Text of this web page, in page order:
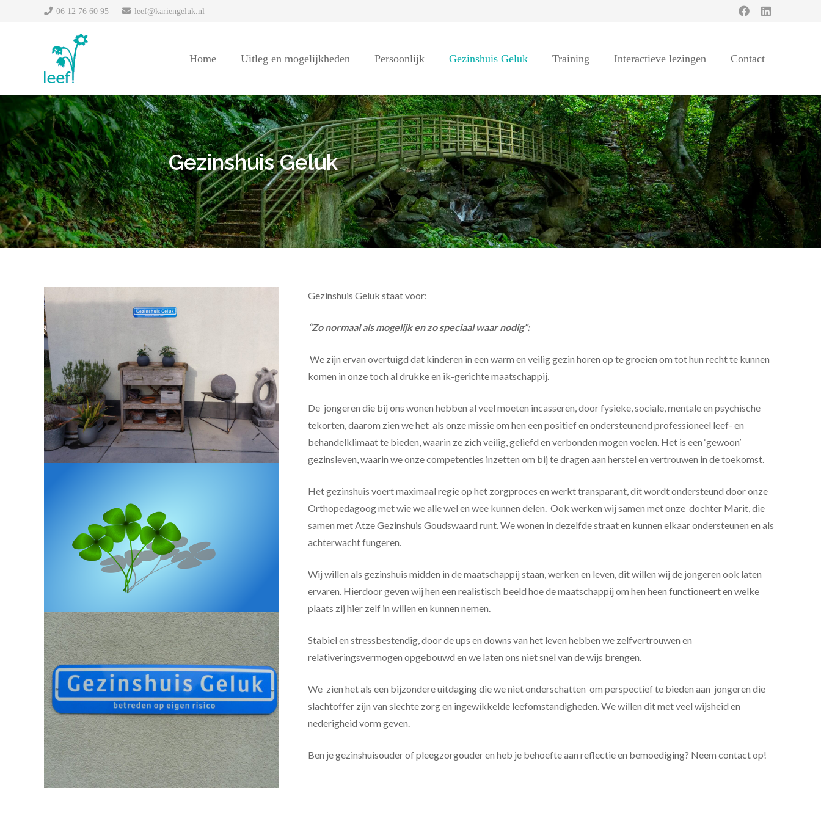
06 12 76 60 95 leef@kariengeluk.nl
Home Uitleg en mogelijkheden Persoonlijk Gezinshuis Geluk Training Interactieve lezingen Contact
Gezinshuis Geluk
Gezinshuis Geluk staat voor:
“Zo normaal als mogelijk en zo speciaal waar nodig”:
We zijn ervan overtuigd dat kinderen in een warm en veilig gezin horen op te groeien om tot hun recht te kunnen
komen in onze toch al drukke en ik-gerichte maatschappij.
De jongeren die bij ons wonen hebben al veel moeten incasseren, door fysieke, sociale, mentale en psychische
tekorten, daarom zien we het als onze missie om hen een positief en ondersteunend professioneel leef- en
behandelklimaat te bieden, waarin ze zich veilig, geliefd en verbonden mogen voelen. Het is een ‘gewoon’
gezinsleven, waarin we onze competenties inzetten om bij te dragen aan herstel en vertrouwen in de toekomst.
Het gezinshuis voert maximaal regie op het zorgproces en werkt transparant, dit wordt ondersteund door onze
Orthopedagoog met wie we alle wel en wee kunnen delen. Ook werken wij samen met onze dochter Marit, die
samen met Atze Gezinshuis Goudswaard runt. We wonen in dezelfde straat en kunnen elkaar ondersteunen en als
achterwacht fungeren.
Wij willen als gezinshuis midden in de maatschappij staan, werken en leven, dit willen wij de jongeren ook laten
ervaren. Hierdoor geven wij hen een realistisch beeld hoe de maatschappij om hen heen functioneert en welke
plaats zij hier zelf in willen en kunnen nemen.
Stabiel en stressbestendig, door de ups en downs van het leven hebben we zelfvertrouwen en
relativeringsvermogen opgebouwd en we laten ons niet snel van de wijs brengen.
We zien het als een bijzondere uitdaging die we niet onderschatten om perspectief te bieden aan jongeren die
slachtoffer zijn van slechte zorg en ingewikkelde leefomstandigheden. We willen dit met veel wijsheid en
nederigheid vorm geven.
Ben je gezinshuisouder of pleegzorgouder en heb je behoefte aan reflectie en bemoediging? Neem contact op!